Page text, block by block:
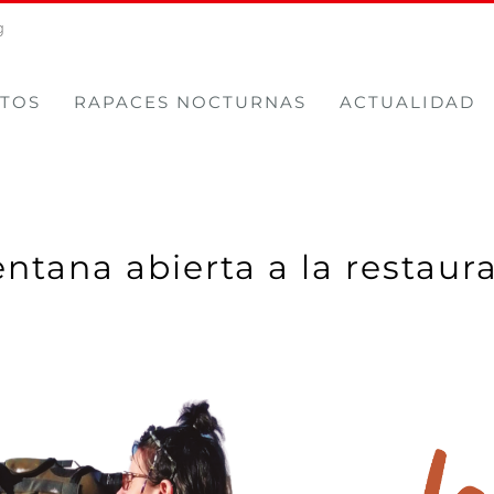
RAPACES NOCTURNAS ACTUALIDAD
abierta a la